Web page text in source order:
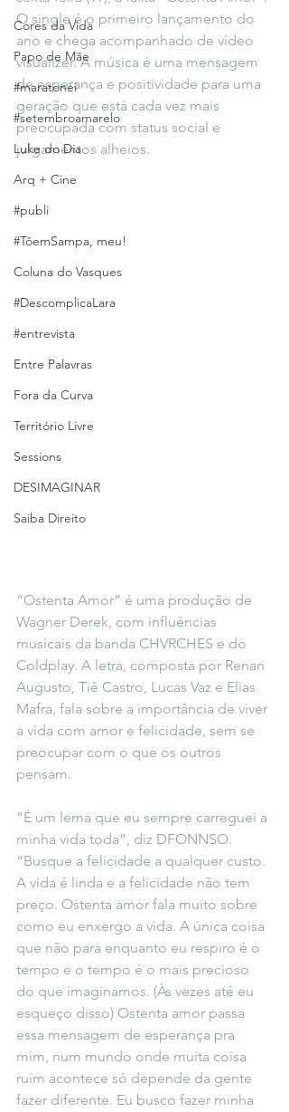
Cores da Vida
Papo de Mãe
#maratonei
#setembroamarelo
Luke do Dia
Arq + Cine
#publi
#TôemSampa, meu!
Coluna do Vasques
#DescomplicaLara
#entrevista
Entre Palavras
Fora da Curva
Território Livre
Sessions
DESIMAGINAR
Saiba Direito
O single é o primeiro lançamento do
ano e chega acompanhado de vídeo
visualizer. A música é uma mensagem
de esperança e positividade para uma
geração que está cada vez mais
preocupada com status social e
julgamentos alheios.
“Ostenta Amor” é uma produção de
Wagner Derek, com influências
musicais da banda CHVRCHES e do
Coldplay. A letra, composta por Renan
Augusto, Tiê Castro, Lucas Vaz e Elias
Mafra, fala sobre a importância de viver
a vida com amor e felicidade, sem se
preocupar com o que os outros
pensam.
“É um lema que eu sempre carreguei a
minha vida toda”, diz DFONNSO.
“Busque a felicidade a qualquer custo.
A vida é linda e a felicidade não tem
preço. Ostenta amor fala muito sobre
como eu enxergo a vida. A única coisa
que não para enquanto eu respiro é o
tempo e o tempo é o mais precioso
do que imaginamos. (Às vezes até eu
esqueço disso) Ostenta amor passa
essa mensagem de esperança pra
mim, num mundo onde muita coisa
ruim acontece só depende da gente
fazer diferente. Eu busco fazer minha